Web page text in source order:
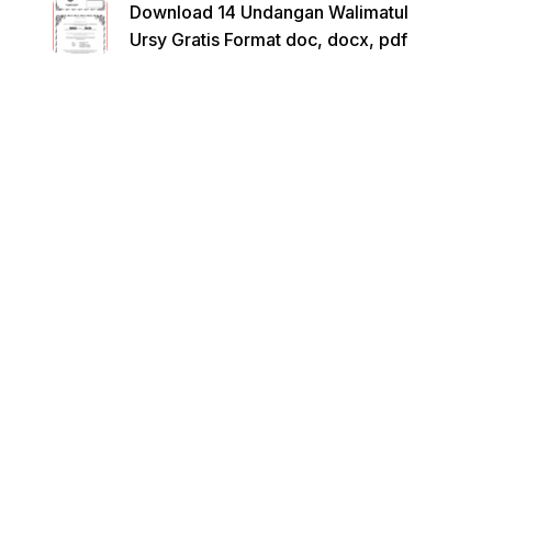
Download 14 Undangan Walimatul
Ursy Gratis Format doc, docx, pdf